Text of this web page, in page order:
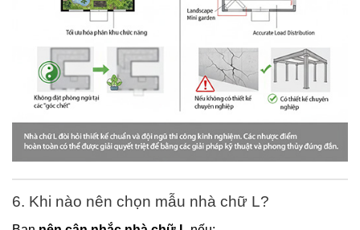
6. Khi nào nên chọn mẫu nhà chữ L?